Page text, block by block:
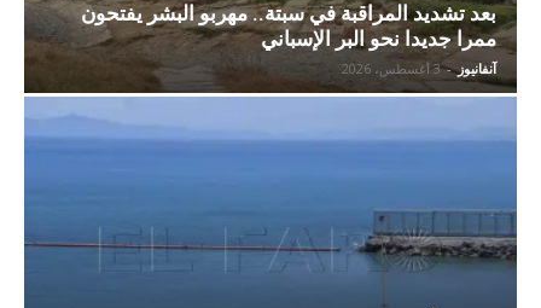
بعد تشديد المراقبة في سبتة.. مهربو البشر يفتحون
ممرا جديدا نحو البر الإسباني
آنفانيوز - 3 أغسطس، 2026